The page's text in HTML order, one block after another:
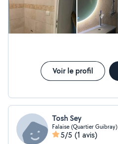
Voir le profil
Tosh Sey
Falaise (Quartier Guibray)
5/5 (1 avis)